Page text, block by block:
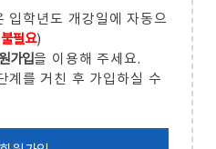
입학년도 개강일에 자동으
필요)
가입을 이용해 주세요.
계를 거친 후 가입하실 수